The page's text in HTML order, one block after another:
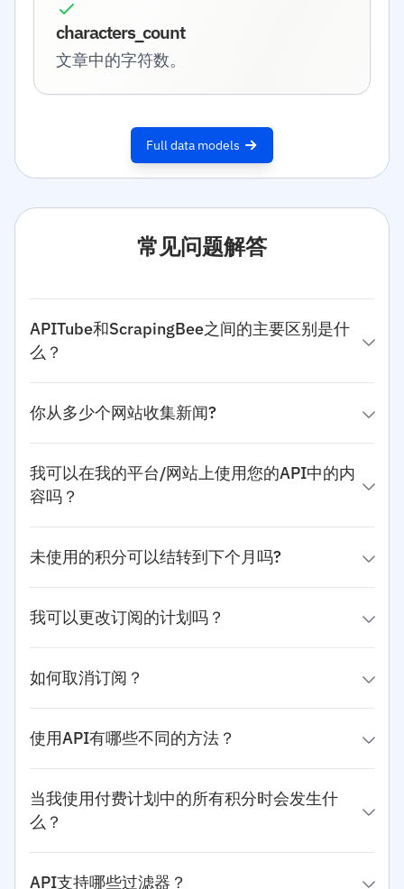
characters_count
文章中的字符数。
Full data models
常见问题解答
APITube和ScrapingBee之间的主要区别是什
么？
你从多少个网站收集新闻?
我可以在我的平台/网站上使用您的API中的内
容吗？
未使用的积分可以结转到下个月吗?
我可以更改订阅的计划吗？
如何取消订阅？
使用API有哪些不同的方法？
当我使用付费计划中的所有积分时会发生什
么？
API支持哪些过滤器？